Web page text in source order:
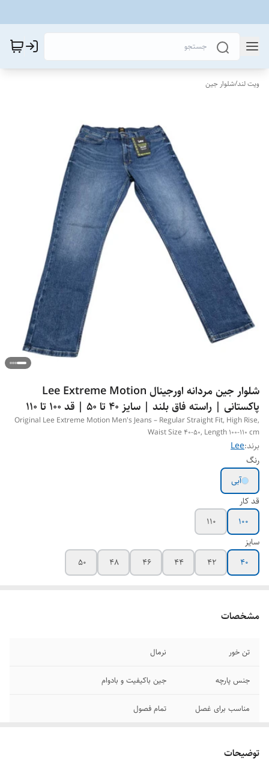
ویت لند/شلوار جین
شلوار جین مردانه اورجینال Lee Extreme Motion
پاکستانی | راسته فاق بلند | سایز 40 تا 50 | قد 100 تا 110
Original Lee Extreme Motion Men's Jeans – Regular Straight Fit, High Rise,
Waist Size 40-50, Length 100-110 cm
برند:Lee
رنگ
آبی
قد کار
10۰
1۱۰
سایز
40
42 ۴۴ ۴۶ ۴۸ ۵۰
مشخصات
تن خور نرمال
جنس پارچه جین باکیفیت و بادوام
مناسب برای غصل تمام فصول
توضیحات